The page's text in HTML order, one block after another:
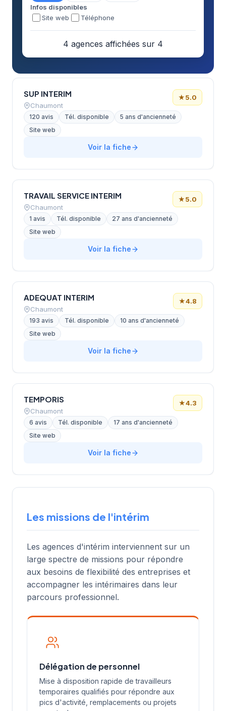
Infos disponibles
Site web
Téléphone
4 agences affichées sur 4
SUP INTERIM
Chaumont
★5.0
120 avis Tél. disponible
5 ans d'ancienneté
Site web
Voir la fiche
TRAVAIL SERVICE INTERIM
Chaumont
★5.0
1 avis Tél. disponible
27 ans d'ancienneté
Site web
Voir la fiche
ADEQUAT INTERIM
Chaumont
★4.8
193 avis Tél. disponible
10 ans d'ancienneté
Site web
Voir la fiche
TEMPORIS
Chaumont
★4.3
6 avis Tél. disponible
17 ans d'ancienneté
Site web
Voir la fiche
Les missions de l'intérim
Les agences d'intérim interviennent sur un
large spectre de missions pour répondre
aux besoins de flexibilité des entreprises et
accompagner les intérimaires dans leur
parcours professionnel.
Délégation de personnel
Mise à disposition rapide de travailleurs
temporaires qualifiés pour répondre aux
pics d'activité, remplacements ou projets